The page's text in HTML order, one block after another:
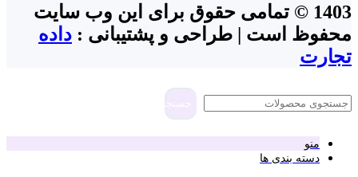
1403 © تمامی حقوق برای این وب سایت
محفوظ است | طراحی و پشتیبانی : داده
تجارت
منو
دسته بندی ها